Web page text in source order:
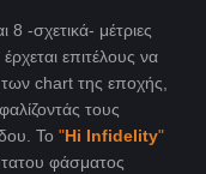
-σχετικά- μέτριες
έρχεται επιτέλους να
των chart της εποχής,
τους
Το "Hi Infidelity"
φάσματος